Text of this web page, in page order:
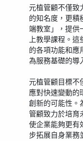
元植管顧不僅
的知名度，更
端教室」，提
上教學課程。
的各項功能和
為服務基礎的導
元植管顧目標不
應對快速變動的
創新的可能性。
管顧致力於培育
使企業能夠更
步拓展自身業務